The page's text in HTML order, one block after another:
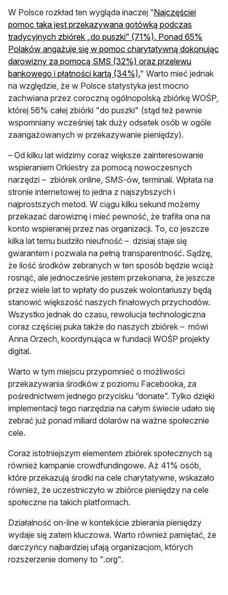
W Polsce rozkład ten wygląda inaczej “Najczęściej
pomoc taka jest przekazywana gotówką podczas
tradycyjnych zbiórek „do puszki” (71%). Ponad 65%
Polaków angażuje się w pomoc charytatywną dokonując
darowizny za pomocą SMS (32%) oraz przelewu
bankowego i płatności kartą (34%).otwiera się w nowej
" Warto mieć jednak
na względzie, że w Polsce statystyka jest mocno
zachwiana przez coroczną ogólnopolską zbiórkę WOŚP,
której 56% całej zbiórki "do puszki" (stąd też pewnie
wspomniany wcześniej tak duży odsetek osób w ogóle
zaangażowanych w przekazywanie pieniędzy).
– Od kilku lat widzimy coraz większe zainteresowanie
wspieraniem Orkiestry za pomocą nowoczesnych
narzędzi – zbiórek online, SMS-ów, terminali. Wpłata na
stronie internetowej to jedna z najszybszych i
najprostszych metod. W ciągu kilku sekund możemy
przekazać darowiznę i mieć pewność, że trafiła ona na
konto wspieranej przez nas organizacji. To, co jeszcze
kilka lat temu budziło nieufność – dzisiaj staje się
gwarantem i pozwala na pełną transparentność. Sądzę,
że ilość środków zebranych w ten sposób będzie wciąż
rosnąć, ale jednocześnie jestem przekonana, że jeszcze
przez wiele lat to wpłaty do puszek wolontariuszy będą
stanowić większość naszych finałowych przychodów.
Wszystko jednak do czasu, rewolucja technologiczna
coraz częściej puka także do naszych zbiórek – mówi
Anna Orzech, koordynująca w fundacji WOŚP projekty
digital.
Warto w tym miejscu przypomnieć o możliwości
przekazywania środków z poziomu Facebooka, za
pośrednictwem jednego przycisku “donate”. Tylko dzięki
implementacji tego narzędzia na całym świecie udało się
zebrać już ponad miliard dolarów na ważne społecznie
cele.
Coraz istotniejszym elementem zbiórek społecznych są
również kampanie crowdfundingowe. Aż 41% osób,
które przekazują środki na cele charytatywne, wskazało
również, że uczestniczyło w zbiórce pieniędzy na cele
społeczne na takich platformach.
Działalność on-line w kontekście zbierania pieniędzy
wydaje się zatem kluczowa. Warto również pamiętać, że
darczyńcy najbardziej ufają organizacjom, których
rozszerzenie domeny to ".org".